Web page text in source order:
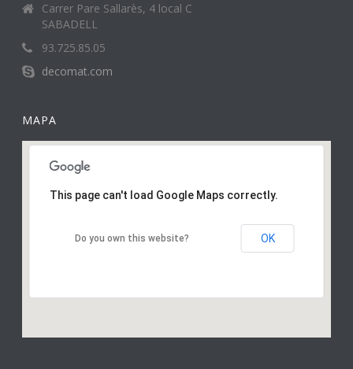
Carrer Pare Sallarès, 4 local C
SABADELL
93.725.85.05
decomat.com
MAPA
This page can't load Google Maps correctly.
Do you own this website? OK